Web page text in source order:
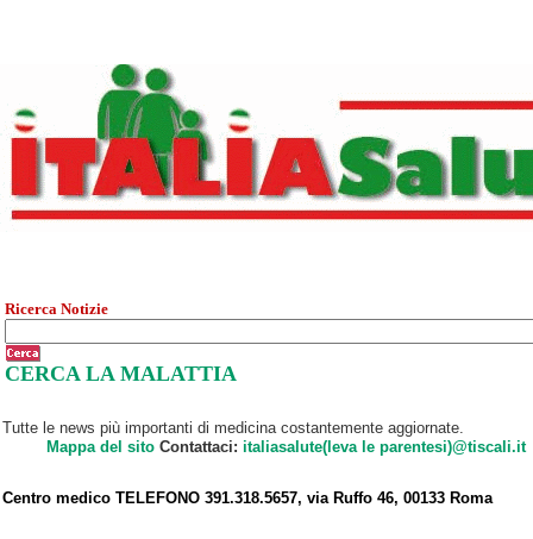
Ricerca Notizie
CERCA LA MALATTIA
Tutte le news più importanti di medicina costantemente aggiornate.
Mappa del sitoContattaci: italiasalute(leva le parentesi)@tiscali.it
Centro medico TELEFONO 391.318.5657, via Ruffo 46, 00133 Roma